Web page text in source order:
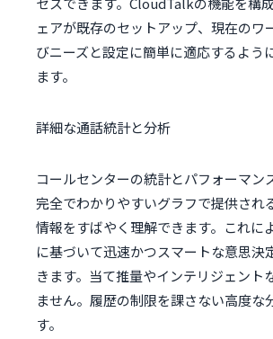
ェアが既存のセットアップ、現在のワ
びニーズと設定に簡単に適応するよう
ます。
詳細な通話統計と分析
コールセンターの統計とパフォーマン
完全でわかりやすいグラフで提供され
情報をすばやく理解できます。これに
に基づいて迅速かつスマートな意思決
きます。当て推量やインテリジェント
ません。履歴の制限を課さない高度な
す。